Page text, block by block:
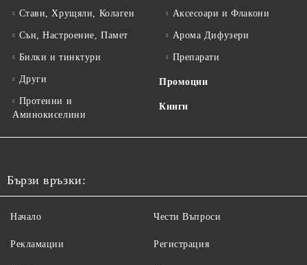
Стави, Хрущяли, Колаген
Сън, Настроение, Памет
Билки и тинктури
Други
Протеини и
Аминокиселини
Аксесоари и Флакони
Арома Дифузери
Препарати
Промоции
Книги
Бързи връзки:
Начало
Рекламации
Чести Въпроси
Регистрация